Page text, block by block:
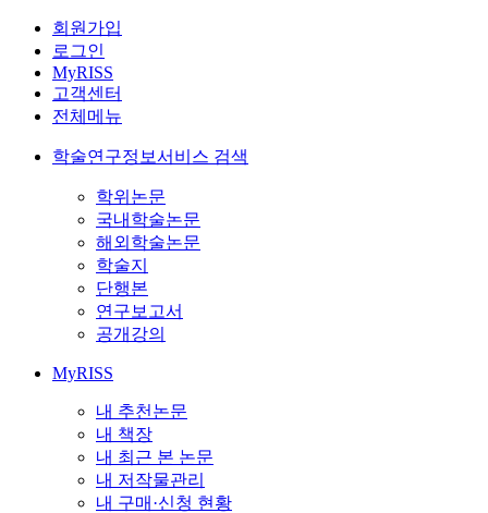
회원가입
로그인
MyRISS
고객센터
전체메뉴
학술연구정보서비스 검색
학위논문
국내학술논문
해외학술논문
학술지
단행본
연구보고서
공개강의
MyRISS
내 추천논문
내 책장
내 최근 본 논문
내 저작물관리
내 구매·신청 현황